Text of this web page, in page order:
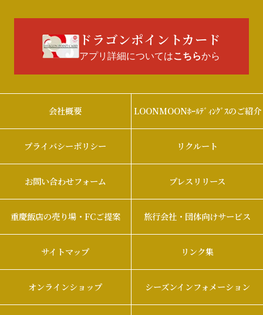
ドラゴンポイントカード
アプリ詳細についてはこちらから
会社概要 LOONMOONﾎｰﾙﾃﾞｨﾝｸﾞｽのご紹介
プライバシーポリシー リクルート
お問い合わせフォーム プレスリリース
重慶飯店の売り場・FCご提案 旅行会社・団体向けサービス
サイトマップ リンク集
オンラインショップ シーズンインフォメーション